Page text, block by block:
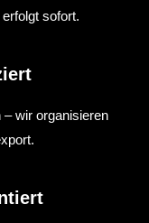
sofort.
– wir organisieren